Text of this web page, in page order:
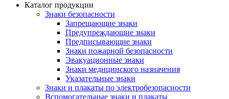
Каталог продукции
Знаки безопасности
Запрещающие знаки
Предупреждающие знаки
Предписывающие знаки
Знаки пожарной безопасности
Эвакуационные знаки
Знаки медицинского назначения
Указательные знаки
Знаки и плакаты по электробезопасности
Вспомогательные знаки и плакаты